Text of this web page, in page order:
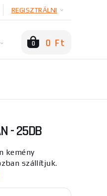
REGISZTRÁLNI
0 0 Ft
- 25DB
kemény
szállítjuk.